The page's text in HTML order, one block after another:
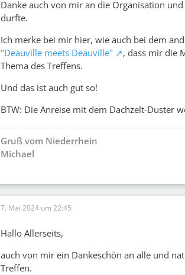
Danke auch von mir an die Organisation
durfte.
Ich merke bei mir hier, wie auch bei dem
"Deauville meets Deauville"
, dass mir die
Thema des Treffens.
Und das ist auch gut so!
BTW: Die Anreise mit dem Dachzelt-Duster
Gruß vom Niederrhein
Michael
7. Mai 2024 um 22:45
Hallo Allerseits,
auch von mir ein Dankeschön an alle und
Treffen.